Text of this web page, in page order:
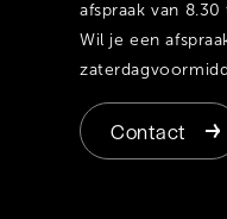
afspraak van
Wil je een
Contact